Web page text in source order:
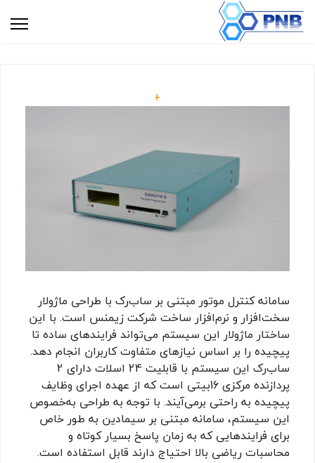
+
سامانه کنترل موتور مبتنی بر ساب‌رک با طراحی ماژولار
سخت‌افزار و نرم‌افزار ساخت شرکت زیمنس است. با این
ساختار ماژولار این سیستم می‌تواند فرایندهای ساده تا
پیچیده را بر اساس نیازهای متفاوت کاربران انجام دهد.
ساب‌رک این سیستم با قابلیت 24 اسلات دارای 2
پردازنده مرکزی 16بیتی است که از عهده اجرای وظایف
پیچیده به راحتی برمی‌آیند. با توجه به طراحی به‌خصوص
این سیستم، سامانه مبتنی بر سیمادین به طور خاص
برای فرایندهایی که به زمان پاسخ بسیار کوتاه و
محاسبات ریاضی بالا احتیاج دارند قابل استفاده است.